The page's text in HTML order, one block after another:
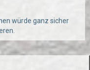
würde ganz sicher